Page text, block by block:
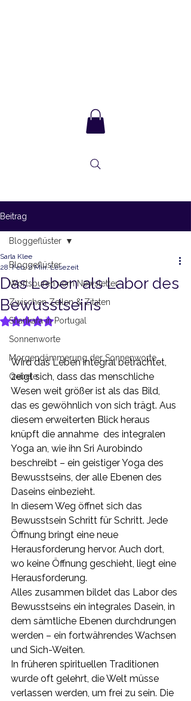
Beitrag
Bloggeflüster
Wortspuren vom Newsletter
Zwischen Zeilen & Zitaten
Shankara in Portugal
Sonnenworte
Morgendämmerung der Sonnenworte
Gebete
Bloggeflüster
Das Leben als Labor des
Bewusstseins
Sarla Klee
28. Feb. 2 Min. Lesezeit
Mit NaN von 5 Sternen bewertet.
Wird das Leben integral betrachtet,
zeigt sich, dass das menschliche
Wesen weit größer ist als das Bild,
das es gewöhnlich von sich trägt. Aus
diesem erweiterten Blick heraus
knüpft die annahme  des integralen
Yoga an, wie ihn Sri Aurobindo
beschreibt – ein geistiger Yoga des
Bewusstseins, der alle Ebenen des
Daseins einbezieht.
In diesem Weg öffnet sich das
Bewusstsein Schritt für Schritt. Jede
Öffnung bringt eine neue
Herausforderung hervor. Auch dort,
wo keine Öffnung geschieht, liegt eine
Herausforderung.
Alles zusammen bildet das Labor des
Bewusstseins ein integrales Dasein, in
dem sämtliche Ebenen durchdrungen
werden – ein fortwährendes Wachsen
und Sich-Weiten.
In früheren spirituellen Traditionen
wurde oft gelehrt, die Welt müsse
verlassen werden, um frei zu sein. Die